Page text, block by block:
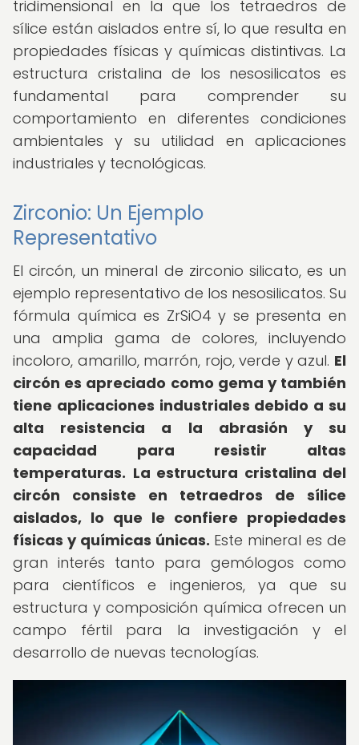
tridimensional en la que los tetraedros de
sílice están aislados entre sí, lo que resulta en
propiedades físicas y químicas distintivas. La
estructura cristalina de los nesosilicatos es
fundamental para comprender su
comportamiento en diferentes condiciones
ambientales y su utilidad en aplicaciones
industriales y tecnológicas.
Zirconio: Un Ejemplo
Representativo
El circón, un mineral de zirconio silicato, es un
ejemplo representativo de los nesosilicatos. Su
fórmula química es ZrSiO4 y se presenta en
una amplia gama de colores, incluyendo
incoloro, amarillo, marrón, rojo, verde y azul. El
circón es apreciado como gema y también
tiene aplicaciones industriales debido a su
alta resistencia a la abrasión y su
capacidad para resistir altas
temperaturas. La estructura cristalina del
circón consiste en tetraedros de sílice
aislados, lo que le confiere propiedades
físicas y químicas únicas. Este mineral es de
gran interés tanto para gemólogos como
para científicos e ingenieros, ya que su
estructura y composición química ofrecen un
campo fértil para la investigación y el
desarrollo de nuevas tecnologías.